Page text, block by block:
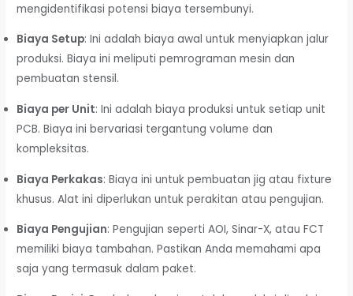
mengidentifikasi potensi biaya tersembunyi.
Biaya Setup: Ini adalah biaya awal untuk menyiapkan jalur
produksi. Biaya ini meliputi pemrograman mesin dan
pembuatan stensil.
Biaya per Unit: Ini adalah biaya produksi untuk setiap unit
PCB. Biaya ini bervariasi tergantung volume dan
kompleksitas.
Biaya Perkakas: Biaya ini untuk pembuatan jig atau fixture
khusus. Alat ini diperlukan untuk perakitan atau pengujian.
Biaya Pengujian: Pengujian seperti AOI, Sinar-X, atau FCT
memiliki biaya tambahan. Pastikan Anda memahami apa
saja yang termasuk dalam paket.